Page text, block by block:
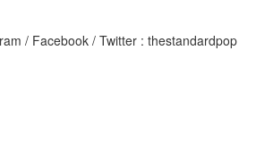
/ Facebook / Twitter : thestandardpop